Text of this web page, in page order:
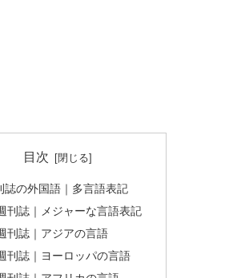
目次
誌の外国語｜多言語表記
刊誌｜メジャーな言語表記
刊誌｜アジアの言語
刊誌｜ヨーロッパの言語